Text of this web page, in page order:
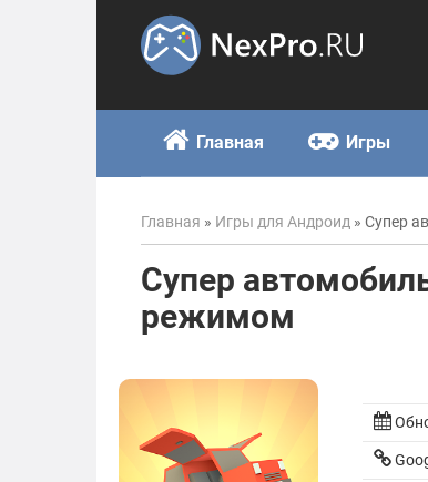
Главная Игры
Главная » Игры для Андроид » Супер
Супер
режимом